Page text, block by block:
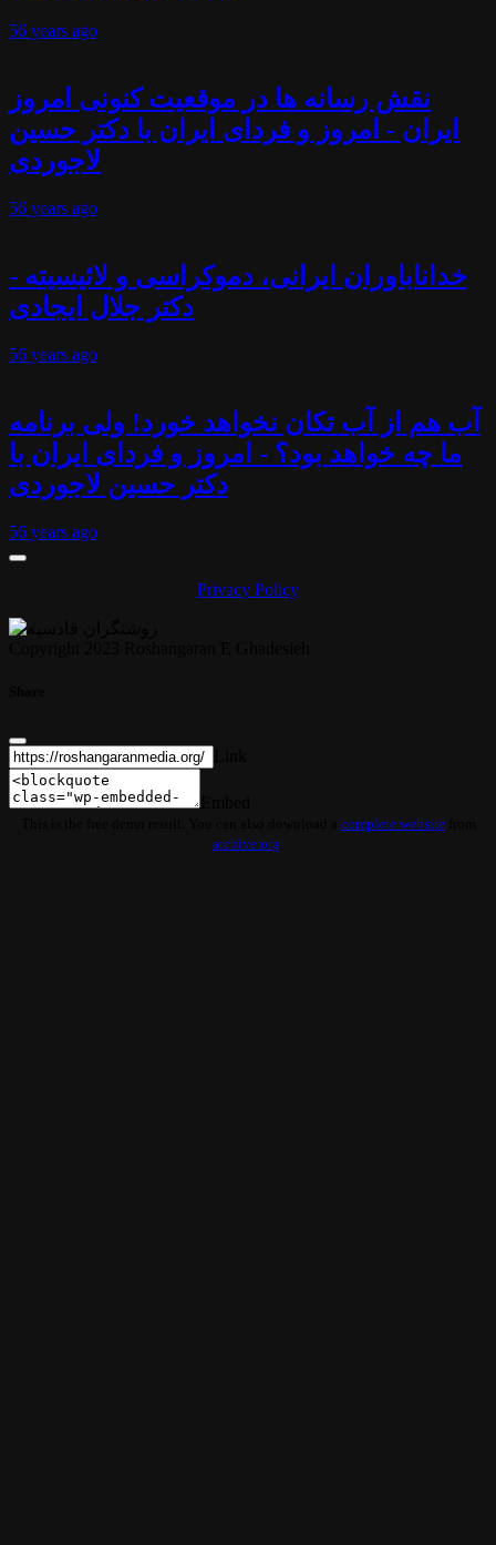
56 years ago
نقش رسانه ها در موقعیت کنونی امروز
ایران - امروز و فردای ایران با دکتر حسین
لاجوردی
56 years ago
خداناباوران ایرانی، دموکراسی و لائیسیته -
دکتر جلال ایجادی
56 years ago
آب هم از آب تکان نخواهد خورد! ولی برنامه
ما چه خواهد بود؟ - امروز و فردای ایران با
دکتر حسین لاجوردی
56 years ago
Privacy Policy
complete websitefrom
archive.org